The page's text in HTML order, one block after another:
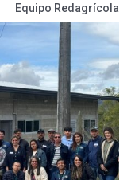
Equipo Redagrícola